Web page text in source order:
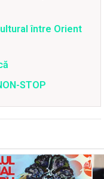
între Orient
STOP